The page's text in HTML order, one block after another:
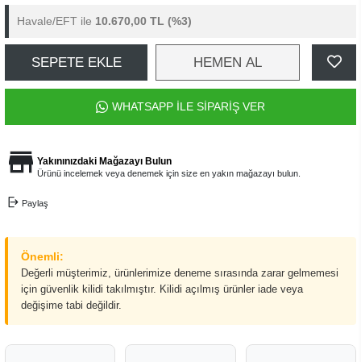
Havale/EFT ile 10.670,00 TL (%3)
SEPETE EKLE HEMEN AL
WHATSAPP İLE SİPARİŞ VER
Yakınınızdaki Mağazayı Bulun
Ürünü incelemek veya denemek için size en yakın mağazayı bulun.
Paylaş
Önemli:
Değerli müşterimiz, ürünlerimize deneme sırasında zarar gelmemesi
için güvenlik kilidi takılmıştır. Kilidi açılmış ürünler iade veya
değişime tabi değildir.